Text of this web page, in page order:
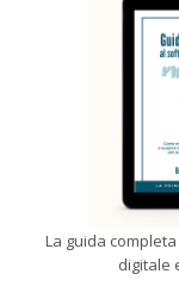
La guida
digitale